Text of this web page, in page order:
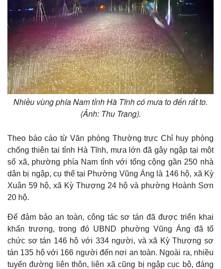
Nhiều vùng phía Nam tỉnh Hà Tĩnh có mưa to đến rất to.
(Ảnh: Thu Trang).
Theo báo cáo từ Văn phòng Thường trực Chỉ huy phòng
chống thiên tai tỉnh Hà Tĩnh, mưa lớn đã gây ngập tại một
số xã, phường phía Nam tỉnh với tổng cộng gần 250 nhà
dân bị ngập, cụ thể tại Phường Vũng Áng là 146 hộ, xã Kỳ
Xuân 59 hộ, xã Kỳ Thượng 24 hộ và phường Hoành Sơn
20 hộ.
Để đảm bảo an toàn, công tác sơ tán đã được triển khai
khẩn trương, trong đó UBND phường Vũng Áng đã tổ
chức sơ tán 146 hộ với 334 người, và xã Kỳ Thượng sơ
tán 135 hộ với 166 người đến nơi an toàn. Ngoài ra, nhiều
tuyến đường liên thôn, liên xã cũng bị ngập cục bộ, đáng